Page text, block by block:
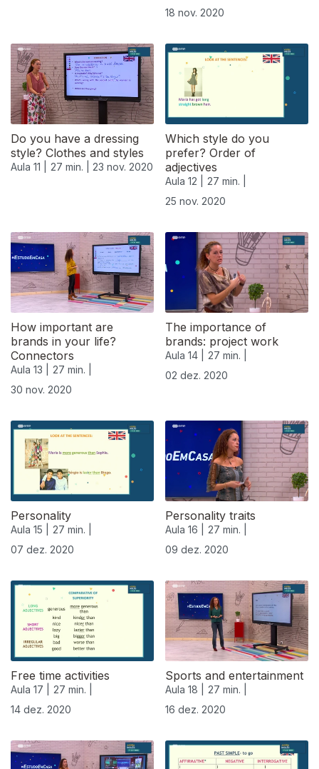
18 nov. 2020
Do you have a dressing
style? Clothes and styles
Aula 11 | 27 min. | 23 nov. 2020
Which style do you
prefer? Order of
adjectives
Aula 12 |
27 min. |
25 nov. 2020
508184
How important are
brands in your life?
Connectors
Aula 13 |
27 min. |
30 nov. 2020
The importance of
brands: project work
Aula 14 |
27 min. |
02 dez. 2020
Personality
Aula 15 |
27 min. |
07 dez. 2020
Personality traits
Aula 16 |
27 min. |
09 dez. 2020
Free time activities
Aula 17 |
27 min. |
14 dez. 2020
Sports and entertainment
Aula 18 |
27 min. |
16 dez. 2020